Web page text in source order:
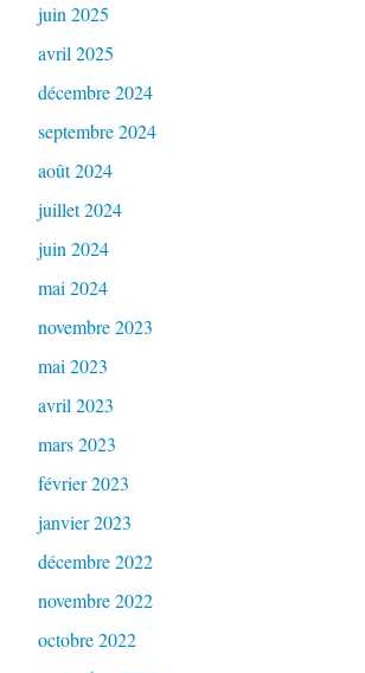
juin 2025
avril 2025
décembre 2024
septembre 2024
août 2024
juillet 2024
juin 2024
mai 2024
novembre 2023
mai 2023
avril 2023
mars 2023
février 2023
janvier 2023
décembre 2022
novembre 2022
octobre 2022